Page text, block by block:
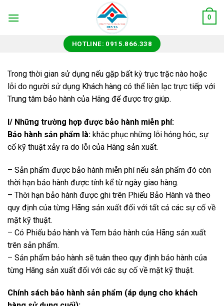
0
HOTLINE: 0915.866.338
Trong thời gian sử dụng nếu gặp bất kỳ trục trặc nào hoặc
lỗi do người sử dụng Khách hàng có thể liên lạc trực tiếp với
Trung tâm bảo hành của Hãng để được trợ giúp.
I/ Những trường hợp được bảo hành miễn phí:
Bảo hành sản phẩm là: khắc phục những lỗi hỏng hóc, sự
cố kỹ thuật xảy ra do lỗi của Hãng sản xuất.
– Sản phẩm được bảo hành miễn phí nếu sản phẩm đó còn
thời hạn bảo hành được tính kể từ ngày giao hàng.
– Thời hạn bảo hành được ghi trên Phiếu Bảo Hành và theo
quy định của từng Hãng sản xuất đối với tất cả các sự cố về
mặt kỹ thuật.
– Có Phiếu bảo hành và Tem bảo hành của Hãng sản xuất
trên sản phẩm.
– Sản phẩm bảo hành sẽ tuân theo quy định bảo hành của
từng Hãng sản xuất đối với các sự cố về mặt kỹ thuật.
Chính sách bảo hành sản phẩm (áp dụng cho khách